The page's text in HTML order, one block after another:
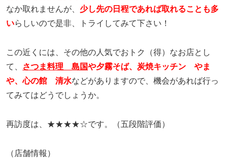
なか取れませんが、 少し先の日程であれば取れることも多
いらしいので是非、トライしてみて下さい！
この近くには、その他の人気でおトク（得）なお店とし
て、
さつま料理 島国や夕霧そば、炭焼キッチン やま
や、心の館 清水などがありますので、機会があれば行っ
てみてはどうでしょうか。
再訪度は、★★★★☆です。（五段階評価）
（店舗情報）